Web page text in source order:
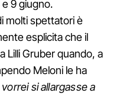
9 giugno.
molti spettatori è
esplicita che il
Lilli Gruber quando, a
Meloni le ha
si allargasse a